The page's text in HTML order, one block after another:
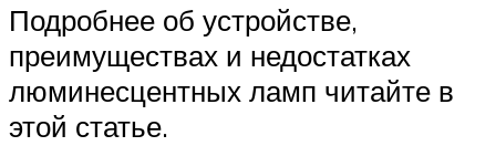
Подробнее об устройстве,
преимуществах и недостатках
люминесцентных ламп читайте в
этой статье.